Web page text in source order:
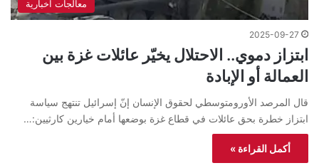
معالجات اخبارية
2025-09-27
ابتزاز دموي.. الاحتلال يخيّر عائلات غزة بين
العمالة أو الإبادة
قال المرصد الأورومتوسطي لحقوق الإنسان إنّ إسرائيل تنتهج سياسة
ابتزاز خطرة بحق عائلات في قطاع غزة بوضعها أمام خيارين كارثيين:…
أكمل القراءة »